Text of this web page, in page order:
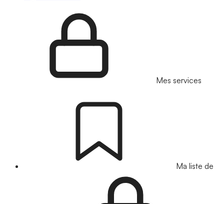
Mes services
Ma liste de